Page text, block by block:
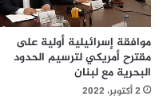
موافقة إسرائيلية أولية على
مقترح أمريكي لترسيم الحدود
البحرية مع لبنان
2 أكتوبر، 2022